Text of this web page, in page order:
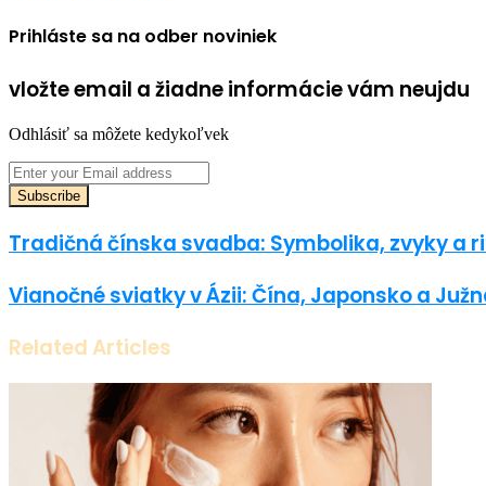
Prihláste sa na odber noviniek
vložte email a žiadne informácie vám neujdu
Odhlásiť sa môžete kedykoľvek
Enter
your
Email
Tradičná čínska svadba: Symbolika, zvyky a
Vianočné sviatky v Ázii: Čína, Japonsko a
Related Articles